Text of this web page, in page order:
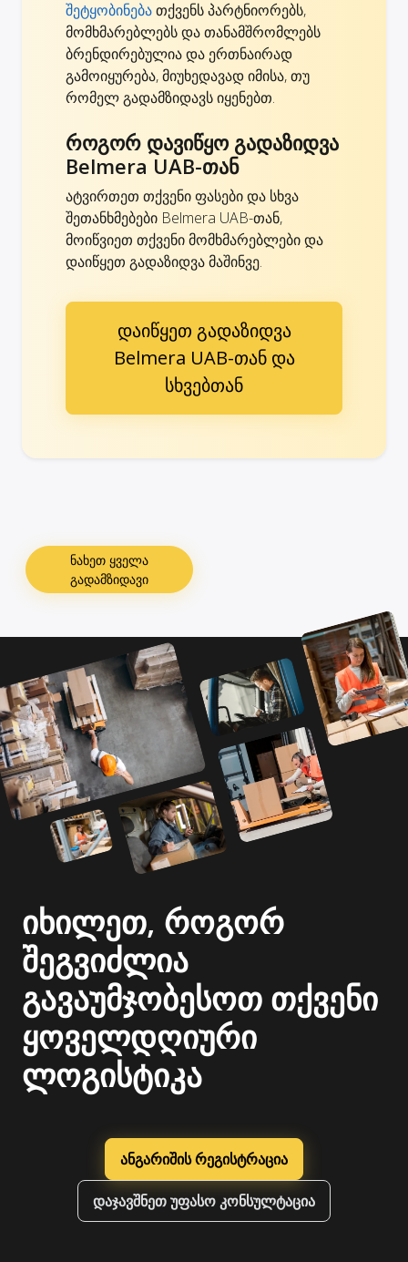
შეტყობინებათქვენს პარტნიორებს,
მომხმარებლებს და თანამშრომლებს
ბრენდირებულია და ერთნაირად
გამოიყურება, მიუხედავად იმისა, თუ
რომელ გადამზიდავს იყენებთ.
როგორ დავიწყო გადაზიდვა
Belmera UAB-თან
ატვირთეთ თქვენი ფასები და სხვა
შეთანხმებები Belmera UAB-თან,
მოიწვიეთ თქვენი მომხმარებლები და
დაიწყეთ გადაზიდვა მაშინვე.
დაიწყეთ გადაზიდვა
Belmera UAB-თან და
სხვებთან
ნახეთ ყველა
გადამზიდავი
იხილეთ, როგორ
შეგვიძლია
გავაუმჯობესოთ თქვენი
ყოველდღიური
ლოგისტიკა
ანგარიშის რეგისტრაცია
დაჯავშნეთ უფასო კონსულტაცია